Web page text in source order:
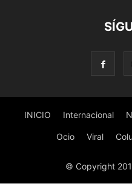
INICIO Internacional
Ocio Viral
© Copyright